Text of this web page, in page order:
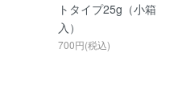
トタイプ25g（小箱
入）
700円(税込)